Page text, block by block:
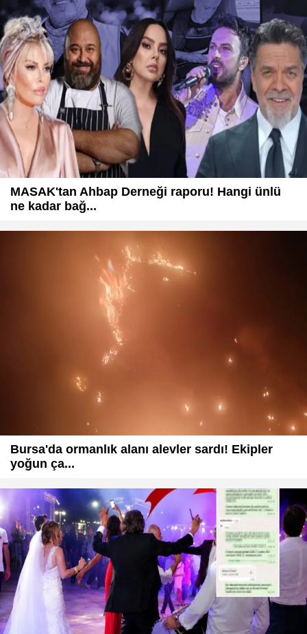
MASAK'tan Ahbap Derneği raporu! Hangi ünlü
ne kadar bağ...
Bursa'da ormanlık alanı alevler sardı! Ekipler
yoğun ça...